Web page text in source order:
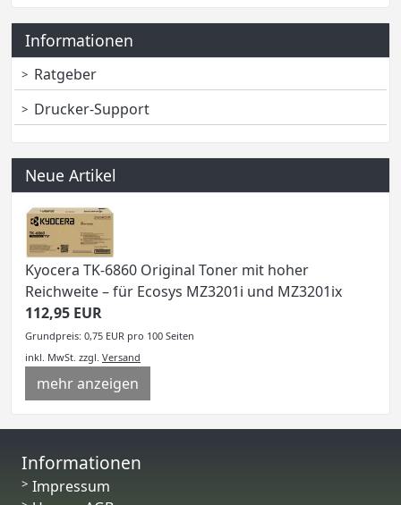
Informationen
Ratgeber
Drucker-Support
Neue Artikel
Kyocera TK-6860 Original Toner mit hoher
Reichweite – für Ecosys MZ3201i und MZ3201ix
112,95 EUR
Grundpreis: 0,75 EUR pro 100 Seiten
inkl. MwSt. zzgl. Versand
mehr anzeigen
Informationen
Impressum